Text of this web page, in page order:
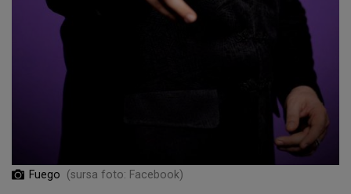
Fuego (sursa foto: Facebook)